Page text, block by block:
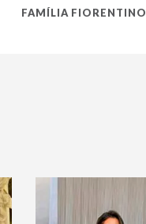
FAMÍLIA FIORENTINO